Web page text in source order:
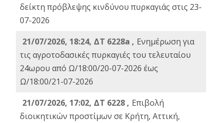
δείκτη πρόβλεψης κινδύνου πυρκαγιάς στις 23-
07-2026
21/07/2026, 18:24, ΔΤ 6228a , Ενημέρωση για
τις αγροτοδασικές πυρκαγιές του τελευταίου
24ωρου από Ω/18:00/20-07-2026 έως
Ω/18:00/21-07-2026
21/07/2026, 17:02, ΔΤ 6228 , Επιβολή
διοικητικών προστίμων σε Κρήτη, Αττική,